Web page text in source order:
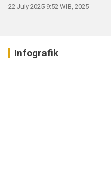
22 July 2025 9:52 WIB, 2025
Infografik